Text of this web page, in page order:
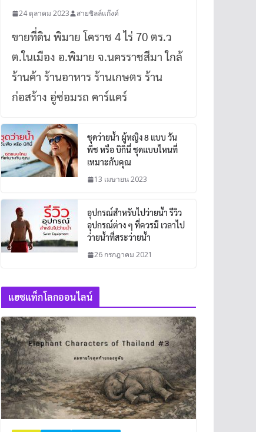
24 ตุลาคม 2023 สายชิลล์แก๊งค์
ขายที่ดิน พิมาย โคราช 4 ไร่ 70 ตร.ว
ต.ในเมือง อ.พิมาย จ.นครราชสีมา ใกล้
ร้านค้า ร้านอาหาร ร้านเกษตร ร้าน
ก่อสร้าง อู่ซ่อมรถ คาร์แคร์
ชุดว่ายน้ำ ผู้หญิง 8 แบบ วัน
พีช หรือ บิกินี่ ชุดแบบไหนที่
เหมาะกับคุณ
13 เมษายน 2023
อุปกรณ์สำหรับไปว่ายน้ำ รีวิว
อุปกรณ์ต่าง ๆ ที่ควรมี เวลาไป
ว่ายน้ำที่สระว่ายน้ำ
26 กรกฎาคม 2021
แฮชแท็กโลกออนไลน์